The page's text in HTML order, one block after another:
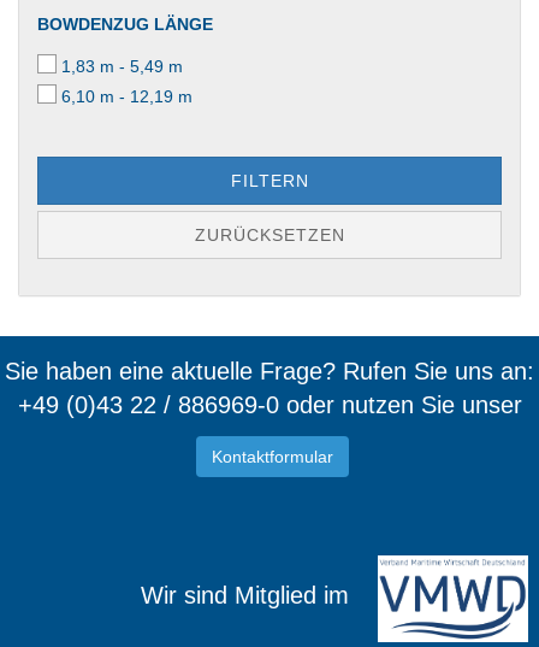
BOWDENZUG LÄNGE
1,83 m - 5,49 m
6,10 m - 12,19 m
FILTERN
ZURÜCKSETZEN
Sie haben eine aktuelle Frage? Rufen Sie uns an:
+49 (0)43 22 / 886969-0 oder nutzen Sie unser
Kontaktformular
Wir sind Mitglied im